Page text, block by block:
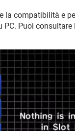
la compatibilità e
Puoi consultare